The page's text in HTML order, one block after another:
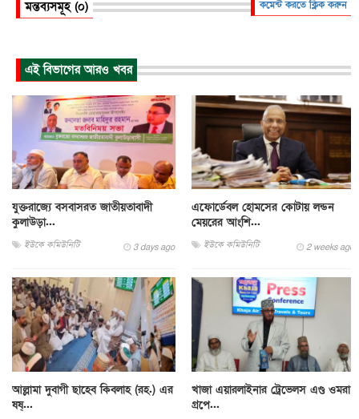
মন্তব্যসমূহ (০) কমেন্ট করতে ক্লিক করুন
এই বিভাগের আরও খবর
যুক্তরাজ্যে বসবাসরত জাতীয়তাবাদী
কুলাউড়া...
ইউকে কমিউনিটি 3 days ago
এফোর্ডেবল হোমসের কোটায় লন্ডন
মেয়রের আংশি...
ইউকে কমিউনিটি 2 weeks ago
আল্লামা দুবাগী ছাহেব কিবলাহ (রহ.) এর
ষষ্...
খাজা এয়ারলাইনার ট্রেভেলস এণ্ড ওমরা
গ্রপে...